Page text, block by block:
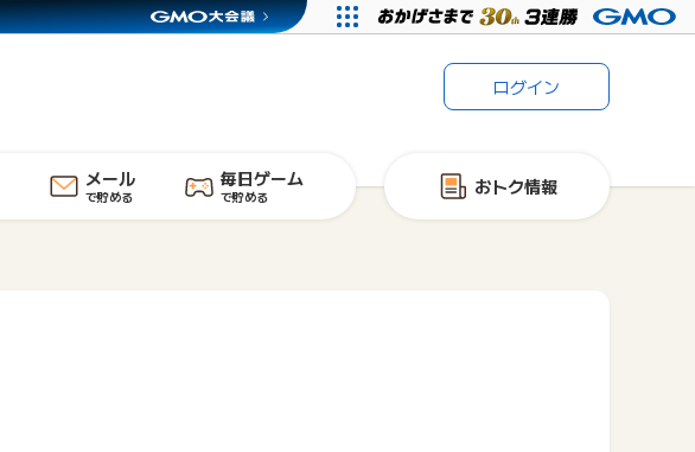
ログイン
メール
で貯める
毎日ゲーム
で貯める おトク情報